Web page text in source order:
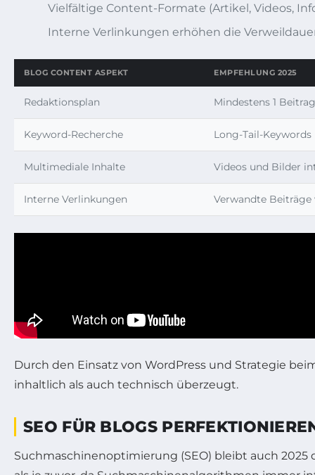
Vielfältige Content-Formate (Artikel, Videos,
Interne Verlinkungen erhöhen die
BLOG CONTENT ASPEKT EMPFEHLUNG 2025
Redaktionsplan Mindestens 1
Keyword-Recherche Long-Tail-
Multimediale Inhalte Videos und Bilder
Interne Verlinkungen Verwandte Beiträge
Durch den Einsatz von WordPress und Strategie
inhaltlich als auch technisch überzeugt.
SEO FÜR BLOGS
Suchmaschinenoptimierung (SEO) bleibt auch